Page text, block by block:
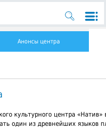
Анонсы центра
культурного центра «Натив»
один из древнейших языков